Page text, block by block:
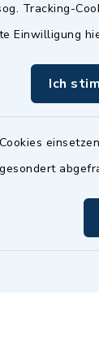
Tracking-
Einwilligung
Ich
Uhr -
Termine
fragen